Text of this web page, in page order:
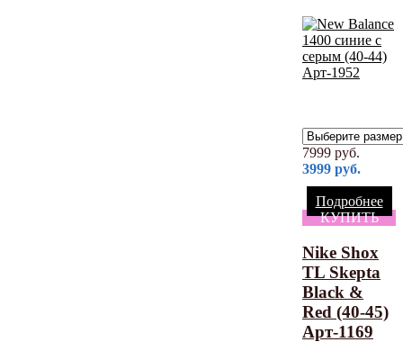
7999 руб.
3999 руб.
Подробнее
КУПИТЬ
Nike Shox
TL Skepta
Black &
Red (40-45)
Арт-1169